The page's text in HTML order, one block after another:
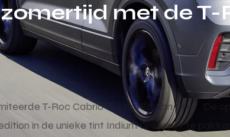
met de
T-Roc Cabrio R-Line ‘Edition Grey’.
in de unieke tint Indium Grey mat te